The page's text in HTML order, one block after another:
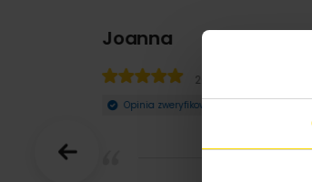
Ewa
Opinia zweryfikowana